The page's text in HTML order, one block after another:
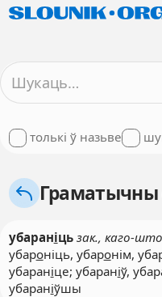
толькі ў назьве
Граматычны
убараніць зак., каго-што
убароніць, убаронім,
убараніце; убараніў,
убараніўшы